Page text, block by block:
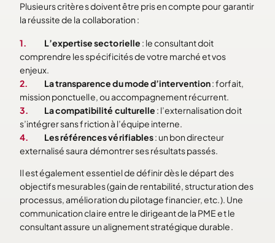
Plusieurs critères doivent être pris en compte pour garantir
la réussite de la collaboration :
L’expertise sectorielle : le consultant doit
comprendre les spécificités de votre marché et vos
enjeux.
La transparence du mode d’intervention: forfait,
mission ponctuelle, ou accompagnement récurrent.
La compatibilité culturelle : l’externalisation doit
s’intégrer sans friction à l’équipe interne.
Les références vérifiables: un bon directeur
externalisé saura démontrer ses résultats passés.
Il est également essentiel de définir dès le départ des
objectifs mesurables (gain de rentabilité, structuration des
processus, amélioration du pilotage financier, etc.). Une
communication claire entre le dirigeant de la PME et le
consultant assure un alignement stratégique durable.